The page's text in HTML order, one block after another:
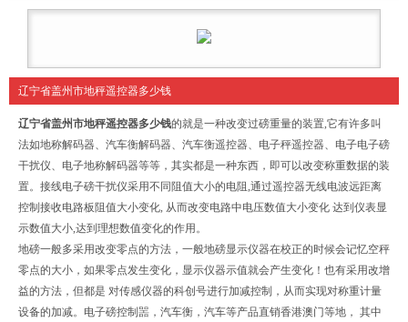
辽宁省盖州市地秤遥控器多少钱
辽宁省盖州市地秤遥控器多少钱的就是一种改变过磅重量的装置,它有许多叫
法如地称解码器、汽车衡解码器、汽车衡遥控器、电子秤遥控器、电子电子磅
干扰仪、电子地称解码器等等，其实都是一种东西，即可以改变称重数据的装
置。接线电子磅干扰仪采用不同阻值大小的电阻,通过遥控器无线电波远距离
控制接收电路板阻值大小变化, 从而改变电路中电压数值大小变化 达到仪表显
示数值大小,达到理想数值变化的作用。
地磅一般多采用改变零点的方法，一般地磅显示仪器在校正的时候会记忆空秤
零点的大小，如果零点发生变化，显示仪器示值就会产生变化！也有采用改增
益的方法，但都是 对传感仪器的科创号进行加减控制，从而实现对称重计量
设备的加减。电子磅控制噐，汽车衡，汽车等产品直销香港澳门等地， 其中